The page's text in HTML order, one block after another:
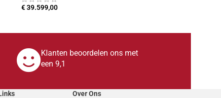
€39.599,00
Klanten beoordelen ons met
een 9,1
Over Ons